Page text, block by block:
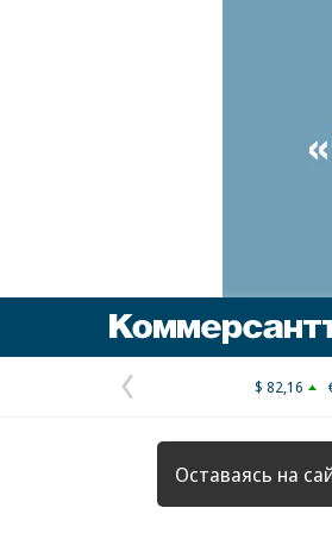
Предыдущая
страница
$ 82,16
Оставаясь на